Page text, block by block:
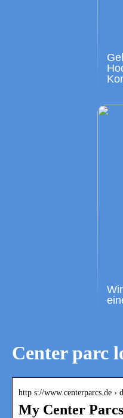
Center parc
http s://www.centerparcs.de ›
My Center Parcs